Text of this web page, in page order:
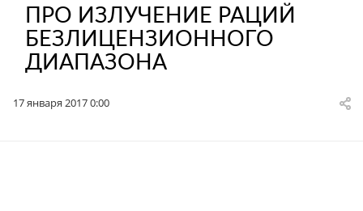
ПРО ИЗЛУЧЕНИЕ РАЦИЙ
БЕЗЛИЦЕНЗИОННОГО
ДИАПАЗОНА
17 января 2017 0:00